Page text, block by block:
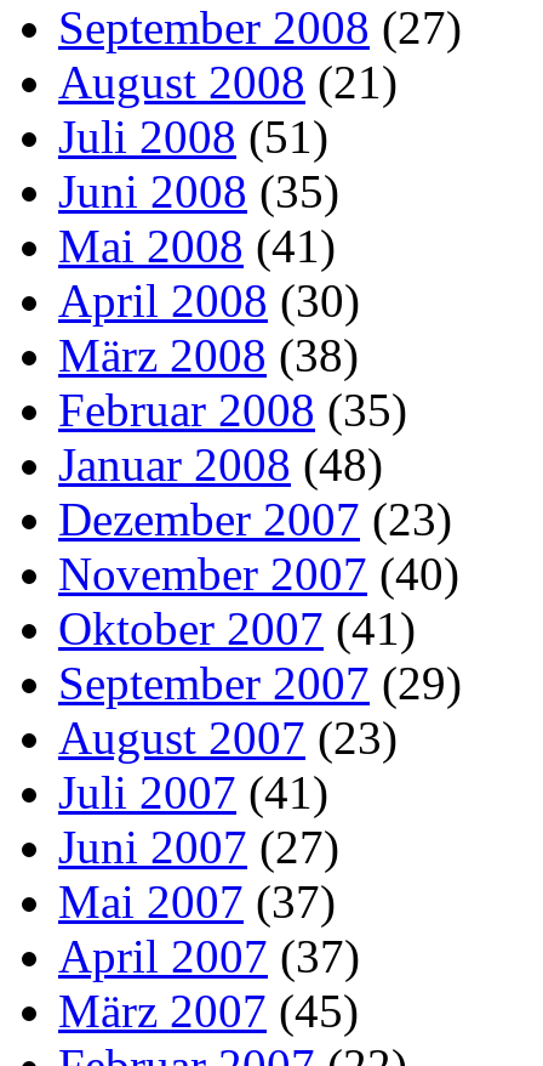
September 2008 (27)
August 2008 (21)
Juli 2008 (51)
Juni 2008 (35)
Mai 2008 (41)
April 2008 (30)
März 2008 (38)
Februar 2008 (35)
Januar 2008 (48)
Dezember 2007 (23)
November 2007 (40)
Oktober 2007 (41)
September 2007 (29)
August 2007 (23)
Juli 2007 (41)
Juni 2007 (27)
Mai 2007 (37)
April 2007 (37)
März 2007 (45)